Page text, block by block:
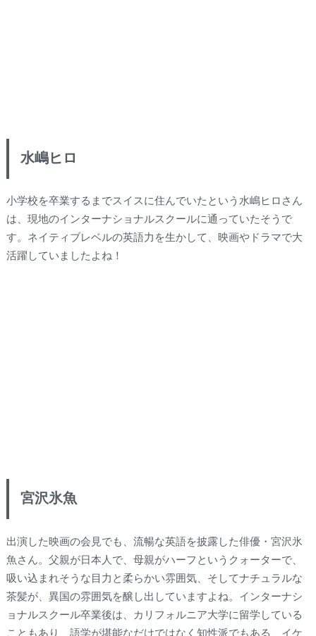
水嶋ヒロ
小学校を卒業するまでスイスに住んでいたという水嶋ヒロさん
は、現地のインターナショナルスクールに通っていたそうで
す。ネイティブレベルの英語力を生かして、映画やドラマで大
活躍していましたよね！
宮沢氷魚
出演した映画の会見でも、流暢な英語を披露した俳優・宮沢氷
魚さん。父親が日本人で、母親がハーフというクォーターで、
吸い込まれそうな目力と柔らかい雰囲気、そしてナチュラルな
茶髪が、異国の雰囲気を醸し出していますよね。インターナシ
ョナルスクール卒業後は、カリフォルニア大学に留学している
こともあり、語学が堪能なだけではなく知性派でもある、イケ